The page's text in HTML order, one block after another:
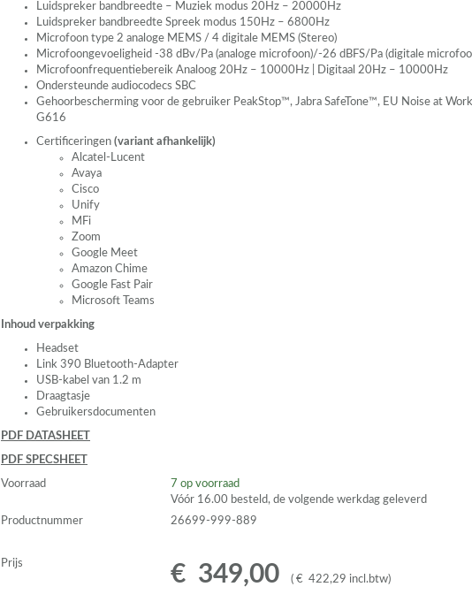
Luidspreker bandbreedte – Muziek modus 20Hz – 20000Hz
Luidspreker bandbreedte Spreek modus 150Hz – 6800Hz
Microfoon type 2 analoge MEMS / 4 digitale MEMS (Stereo)
Microfoongevoeligheid -38 dBv/Pa (analoge microfoon)/-26 dBFS/Pa (digitale
Microfoonfrequentiebereik Analoog 20Hz – 10000Hz | Digitaal 20Hz – 10000Hz
Ondersteunde audiocodecs SBC
Gehoorbescherming voor de gebruiker PeakStop™, Jabra SafeTone™, EU Noise at
G616
Certificeringen (variant afhankelijk)
Alcatel-Lucent
Avaya
Cisco
Unify
MFi
Zoom
Google Meet
Amazon Chime
Google Fast Pair
Microsoft Teams
Inhoud verpakking
Headset
Link 390 Bluetooth-Adapter
USB-kabel van 1.2 m
Draagtasje
Gebruikersdocumenten
PDF DATASHEET
PDF SPECSHEET
Voorraad 7 op voorraad
Vóór 16.00 besteld, de volgende werkdag geleverd
Productnummer
26699-999-889
Prijs € 349,00 ( € 422,29 incl.btw)